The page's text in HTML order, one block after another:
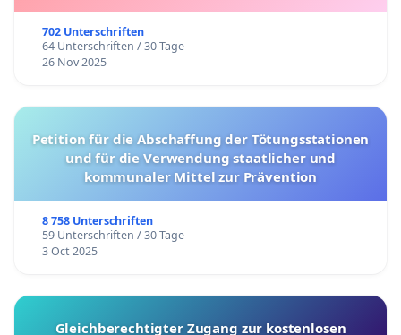
702 Unterschriften
64 Unterschriften / 30 Tage
26 Nov 2025
Petition für die Abschaffung der Tötungsstationen
und für die Verwendung staatlicher und
kommunaler Mittel zur Prävention
8 758 Unterschriften
59 Unterschriften / 30 Tage
3 Oct 2025
Gleichberechtigter Zugang zur kostenlosen